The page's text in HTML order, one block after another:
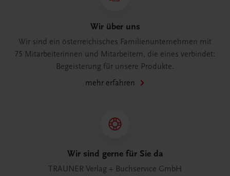
Wir über uns
Wir sind ein österreichisches Familienunternehmen mit
75 Mitarbeiterinnen und Mitarbeitern, die eines verbindet:
Begeisterung für unsere Produkte.
mehr erfahren
Wir sind gerne für Sie da
TRAUNER Verlag + Buchservice GmbH